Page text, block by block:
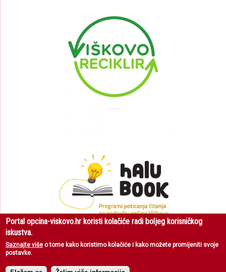
privatnosti
Portal opcina-viskovo.hr koristi kolačiće radi boljeg korisničkog
iskustva.
Saznajte više o tome kako koristimo kolačiće i kako možete promijeniti svoje
postavke.